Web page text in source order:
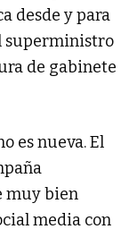
desde y para
superministro
de gabinete
es nueva. El
muy bien
media con